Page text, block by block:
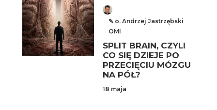
✎ o. Andrzej Jastrzębski
OMI
SPLIT BRAIN, CZYLI
CO SIĘ DZIEJE PO
PRZECIĘCIU MÓZGU
NA PÓŁ?
18 maja